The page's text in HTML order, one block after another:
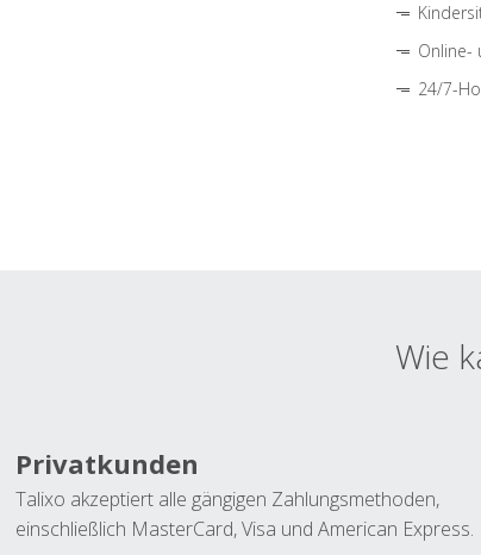
Online-
24/7-
Wie
Privatkunden
Talixo akzeptiert alle gängigen Zahlungsmethoden,
einschließlich MasterCard, Visa und American Express.